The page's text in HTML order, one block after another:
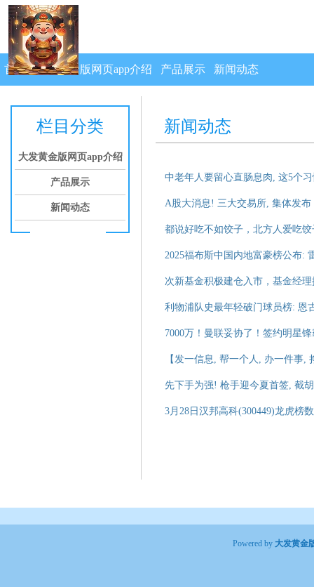
首页 大发黄金版网页app介绍 产品展示 新闻动态
栏目分类
大发黄金版网页app介绍
产品展示
新闻动态
新闻动态
中老年人要留心直肠息肉, 这5个
A股大消息! 三大交易所, 集体发布
都说好吃不如饺子，北方人爱吃
2025福布斯中国内地富豪榜公布:
次新基金积极建仓入市，基金经
利物浦队史最年轻破门球员榜: 恩
7000万！曼联妥协了！签约明星
【发一信息, 帮一个人, 办一件事,
先下手为强! 枪手迎今夏首签, 截
3月28日汉邦高科(300449)龙虎榜
Powered by 大发黄金